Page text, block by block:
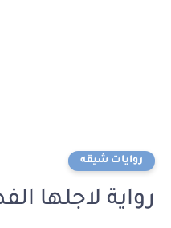
روايات شيقه